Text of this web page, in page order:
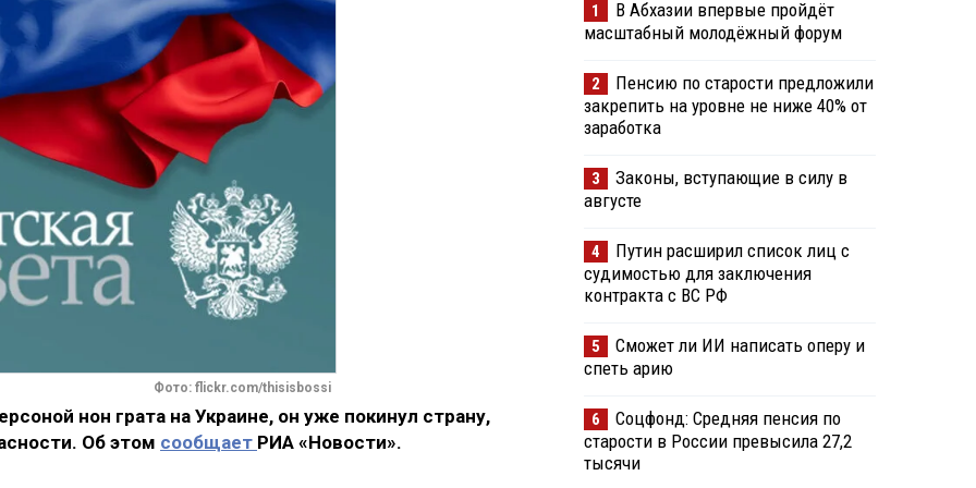
Фото: flickr.com/thisisbossi
нон грата на Украине, он уже покинул страну,
Об этом сообщает РИА «Новости».
1
В Абхазии впервые пройдёт
масштабный молодёжный форум
2
Пенсию по старости предложили
закрепить на уровне не ниже 40% от
заработка
3
Законы, вступающие в силу в
августе
4
Путин расширил список лиц с
судимостью для заключения
контракта с ВС РФ
5
Сможет ли ИИ написать оперу и
спеть арию
6
Соцфонд: Средняя пенсия по
старости в России превысила 27,2
тысячи